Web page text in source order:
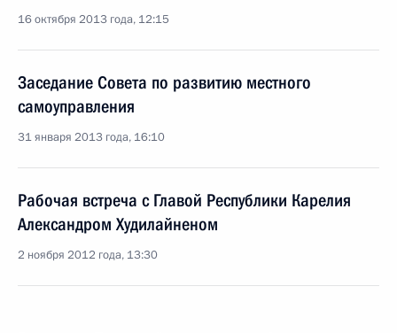
16 октября 2013 года, 12:15
Заседание Совета по развитию местного
самоуправления
31 января 2013 года, 16:10
Рабочая встреча с Главой Республики Карелия
Александром Худилайненом
2 ноября 2012 года, 13:30